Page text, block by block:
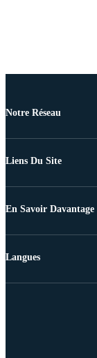
Notre Réseau
Liens Du Site
En Savoir Davantage
Langues